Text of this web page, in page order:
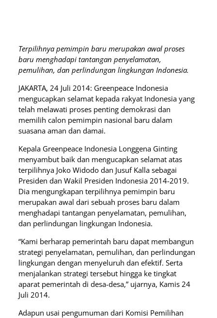
Terpilihnya pemimpin baru merupakan awal proses
baru menghadapi tantangan penyelamatan,
pemulihan, dan perlindungan lingkungan Indonesia.
JAKARTA, 24 Juli 2014: Greenpeace Indonesia
mengucapkan selamat kepada rakyat Indonesia yang
telah melawati proses penting demokrasi dan
memilih calon pemimpin nasional baru dalam
suasana aman dan damai.
Kepala Greenpeace Indonesia Longgena Ginting
menyambut baik dan mengucapkan selamat atas
terpilihnya Joko Widodo dan Jusuf Kalla sebagai
Presiden dan Wakil Presiden Indonesia 2014-2019.
Dia mengungkapan terpilihnya pemimpin baru
merupakan awal dari sebuah proses baru dalam
menghadapi tantangan penyelamatan, pemulihan,
dan perlindungan lingkungan Indonesia.
“Kami berharap pemerintah baru dapat membangun
strategi penyelamatan, pemulihan, dan perlindungan
lingkungan dengan menyeluruh dan efektif. Serta
menjalankan strategi tersebut hingga ke tingkat
aparat pemerintah di desa-desa,” ujarnya, Kamis 24
Juli 2014.
Adapun usai pengumuman dari Komisi Pemilihan